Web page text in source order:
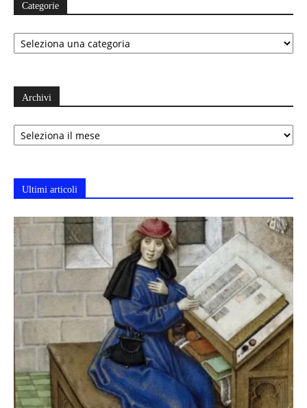
Categorie
Categorie
Archivi
Archivi
Ultimi articoli